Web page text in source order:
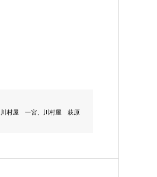
川村屋 一宮、川村屋 萩原